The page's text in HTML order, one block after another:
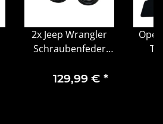
2x Jeep Wrangler
Schraubenfeder
129,99 € *
Opel